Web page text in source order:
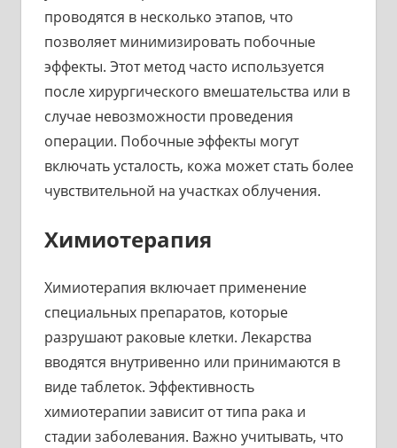
проводятся в несколько этапов, что
позволяет минимизировать побочные
эффекты. Этот метод часто используется
после хирургического вмешательства или в
случае невозможности проведения
операции. Побочные эффекты могут
включать усталость, кожа может стать более
чувствительной на участках облучения.
Химиотерапия
Химиотерапия включает применение
специальных препаратов, которые
разрушают раковые клетки. Лекарства
вводятся внутривенно или принимаются в
виде таблеток. Эффективность
химиотерапии зависит от типа рака и
стадии заболевания. Важно учитывать, что